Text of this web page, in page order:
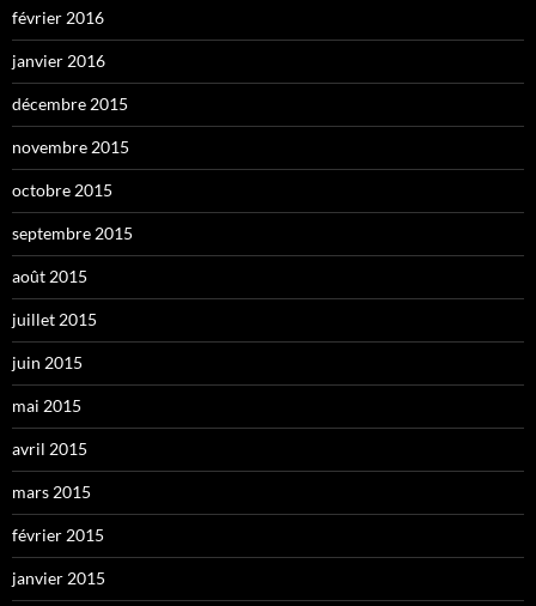
février 2016
janvier 2016
décembre 2015
novembre 2015
octobre 2015
septembre 2015
août 2015
juillet 2015
juin 2015
mai 2015
avril 2015
mars 2015
février 2015
janvier 2015